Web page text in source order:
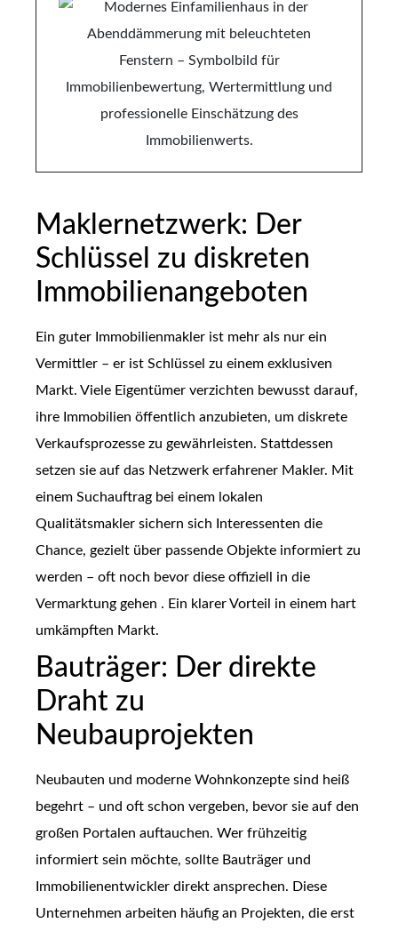
Maklernetzwerk: Der
Schlüssel zu diskreten
Immobilienangeboten
Ein guter Immobilienmakler ist mehr als nur ein
Vermittler – er ist Schlüssel zu einem exklusiven
Markt. Viele Eigentümer verzichten bewusst darauf,
ihre Immobilien öffentlich anzubieten, um diskrete
Verkaufsprozesse zu gewährleisten. Stattdessen
setzen sie auf das Netzwerk erfahrener Makler. Mit
einem Suchauftrag bei einem lokalen
Qualitätsmakler sichern sich Interessenten die
Chance, gezielt über passende Objekte informiert zu
werden – oft noch bevor diese offiziell in die
Vermarktung gehen . Ein klarer Vorteil in einem hart
umkämpften Markt.
Bauträger: Der direkte
Draht zu
Neubauprojekten
Neubauten und moderne Wohnkonzepte sind heiß
begehrt – und oft schon vergeben, bevor sie auf den
großen Portalen auftauchen. Wer frühzeitig
informiert sein möchte, sollte Bauträger und
Immobilienentwickler direkt ansprechen. Diese
Unternehmen arbeiten häufig an Projekten, die erst